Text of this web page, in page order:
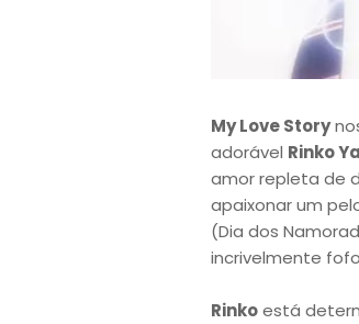
My Love Story
adorável Rinko
amor repleta de
apaixonar um
(Dia dos
incrivelmente
Rinkoestá